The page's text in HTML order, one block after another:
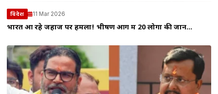
विदेश 11 Mar 2026
भारत आ रहे जहाज पर हमला! भीषण आग में 20 लोगों की जान…